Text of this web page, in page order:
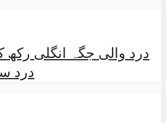
درد والی جگہ انگلی رکھ
درد